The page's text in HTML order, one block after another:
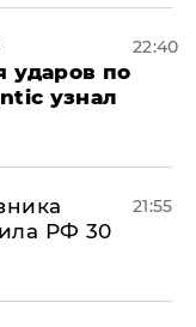
ударов по
узнал
22:40
РФ 30
21:55